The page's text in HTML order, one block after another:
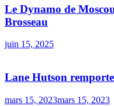
Le Dynamo de
Brosseau
juin 15, 2025
Lane Hutson
mars 15, 2023mars 15, 2023